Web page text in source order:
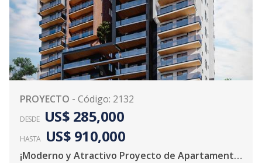
PROYECTO - Código: 2132
DESDE US$ 285,000
HASTA US$ 910,000
¡Moderno y Atractivo Proyecto de Apartamentos!